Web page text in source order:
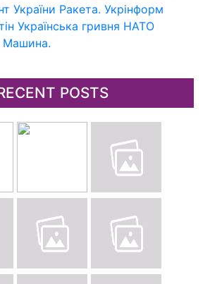
України Ракета. Укрінформ
Українська гривня НАТО
Машина.
POSTS